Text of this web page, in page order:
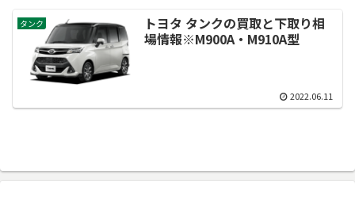
タンク
トヨタ タンクの買取と下取り相
場情報※M900A・M910A型
2022.06.11